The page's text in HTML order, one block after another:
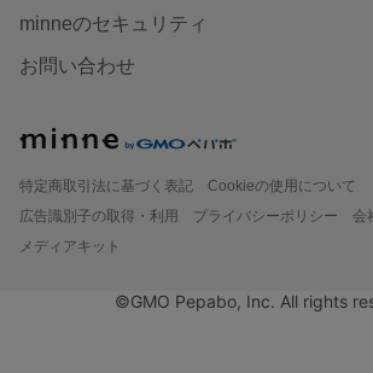
minneのセキュリティ
お問い合わせ
特定商取引法に基づく表記
Cookieの使用について
広告識別子の取得・利用
プライバシーポリシー 会
メディアキット
©GMO Pepabo, Inc. All rights